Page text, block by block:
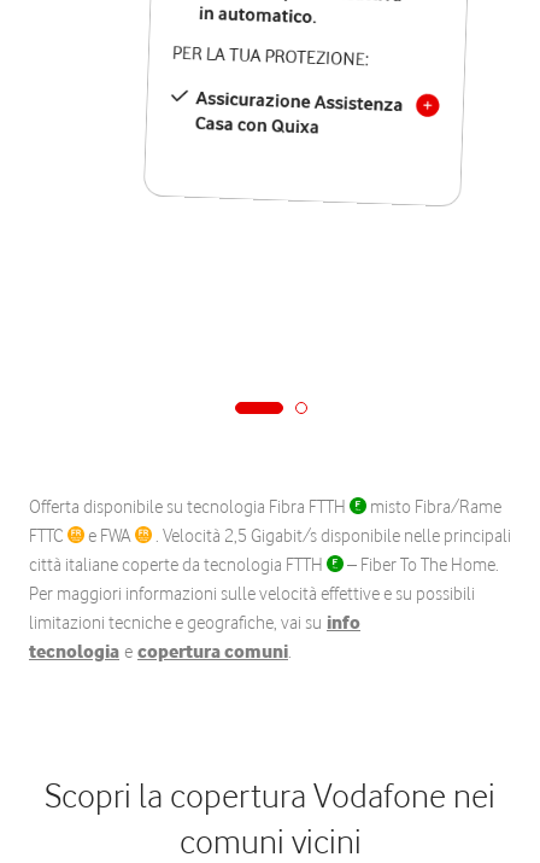
in automatico.
PER LA TUA PROTEZIONE:
Assicurazione Assistenza
Casa con Quixa
Offerta disponibile su tecnologia Fibra FTTH
misto Fibra/Rame
FTTC
e FWA
. Velocità 2,5 Gigabit/s disponibile nelle principali
città italiane coperte da tecnologia FTTH
– Fiber To The Home.
Per maggiori informazioni sulle velocità effettive e su possibili
limitazioni tecniche e geografiche, vai su info
tecnologia e copertura comuni.
Scopri la copertura Vodafone nei
comuni vicini